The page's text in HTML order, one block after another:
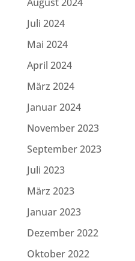
Juli 2024
Mai 2024
April 2024
März 2024
Januar 2024
November 2023
September 2023
Juli 2023
März 2023
Januar 2023
Dezember 2022
Oktober 2022